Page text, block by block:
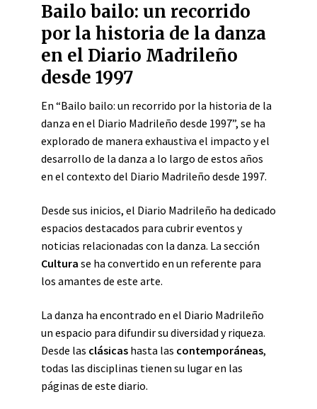
Bailo bailo: un recorrido
por la historia de la danza
en el Diario Madrileño
desde 1997
En “Bailo bailo: un recorrido por la historia de la
danza en el Diario Madrileño desde 1997”, se ha
explorado de manera exhaustiva el impacto y el
desarrollo de la danza a lo largo de estos años
en el contexto del Diario Madrileño desde 1997.
Desde sus inicios, el Diario Madrileño ha dedicado
espacios destacados para cubrir eventos y
noticias relacionadas con la danza. La sección
Cultura se ha convertido en un referente para
los amantes de este arte.
La danza ha encontrado en el Diario Madrileño
un espacio para difundir su diversidad y riqueza.
Desde las clásicas hasta las contemporáneas,
todas las disciplinas tienen su lugar en las
páginas de este diario.